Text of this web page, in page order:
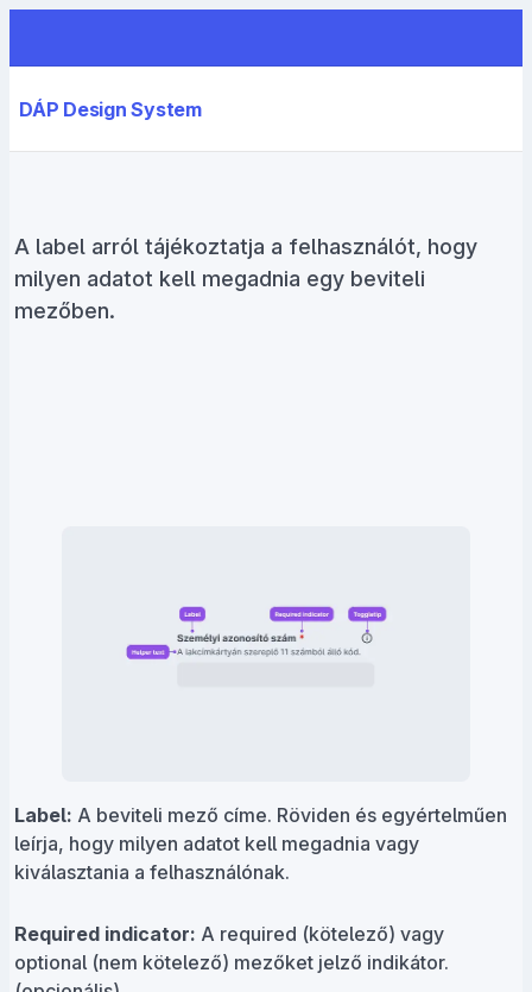
DÁP Design System
A label arról tájékoztatja a felhasználót, hogy
milyen adatot kell megadnia egy beviteli
mezőben.
Label: A beviteli mező címe. Röviden és egyértelműen
leírja, hogy milyen adatot kell megadnia vagy
kiválasztania a felhasználónak.
Required indicator: A required (kötelező) vagy
optional (nem kötelező) mezőket jelző indikátor.